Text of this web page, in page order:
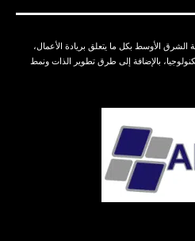
الأوسط بكل ما يتعلق بريادة الأعمال،
بالإضافة إلى طرق تطوير الذات ونمط